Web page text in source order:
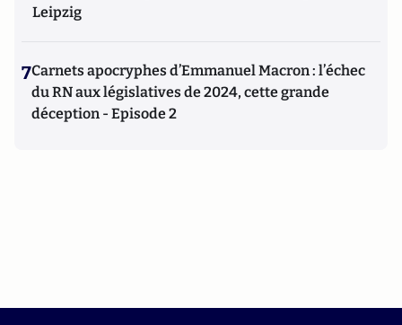
Leipzig
7Carnets apocryphes d’Emmanuel Macron : l’échec
du RN aux législatives de 2024, cette grande
déception - Episode 2